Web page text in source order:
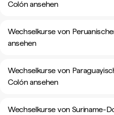
Colón ansehen
Wechselkurse von
ansehen
Wechselkurse von
Colón ansehen
Wechselkurse von Suriname-